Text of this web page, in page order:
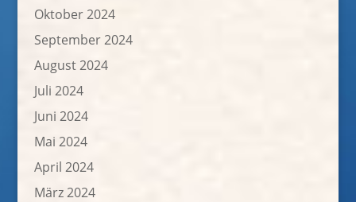
Oktober 2024
September 2024
August 2024
Juli 2024
Juni 2024
Mai 2024
April 2024
März 2024